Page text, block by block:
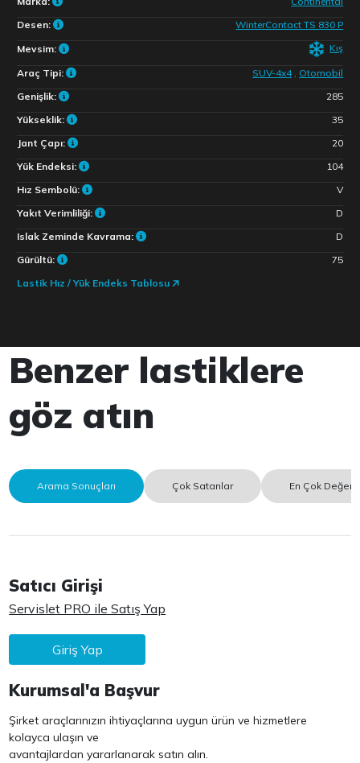
Desen:
WinterContact TS 830 P
Mevsim: Kış
Araç Tipi: SUV-4x4 , Otomobil
Genişlik:
285
Yükseklik:
35
Jant Çapı:
20
Yük Endeksi:
104
Hız Sembolü:
V
Yakıt Verimliliği:
D
Islak Zeminde Kavrama:
D
Gürültü:
75
Lastik Hız / Yük Endeks Tablosu
Benzer lastiklere
göz atın
Arama Sonuçları Çok Satanlar En Çok
Satıcı Girişi
Servislet PRO ile Satış Yap
Giriş Yap
Kurumsal'a Başvur
Şirket araçlarınızın ihtiyaçlarına uygun ürün ve hizmetlere
kolayca ulaşın ve
avantajlardan yararlanarak satın alın.